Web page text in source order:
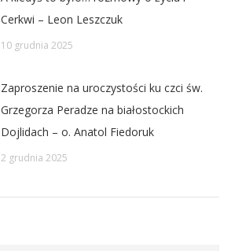
Cerkwi – Leon Leszczuk
10 grudnia 2025
Zaproszenie na uroczystości ku czci św.
Grzegorza Peradze na białostockich
Dojlidach – o. Anatol Fiedoruk
2 grudnia 2025